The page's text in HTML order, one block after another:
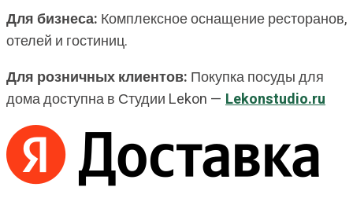
Для бизнеса: Комплексное оснащение ресторанов,
отелей и гостиниц.
Для розничных клиентов: Покупка посуды для
дома доступна в Студии Lekon — Lekonstudio.ru